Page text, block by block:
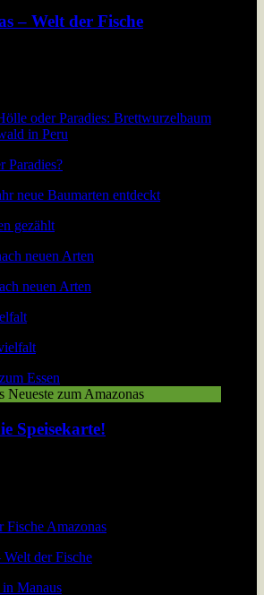
– Welt der Fische
Paradies?
gezählt
neuen Arten
Neueste zum Amazonas
Speisekarte!
der Fische